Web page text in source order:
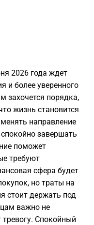
2026 года ждет
и более уверенного
захочется порядка,
жизнь становится
направление
завершать
поможет
требуют
сфера будет
но траты на
стоит держать под
важно не
Спокойный